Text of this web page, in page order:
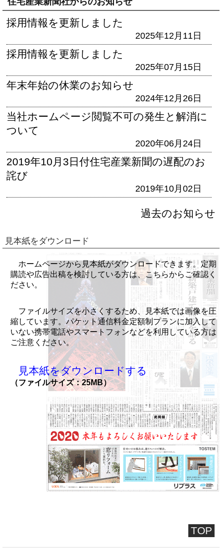
採用情報を更新しました
2025年12月11日
採用情報を更新しました
2025年07月15日
年末年始の休業のお知らせ
2024年12月26日
当社ホームページ閲覧不可の発生と解消に
ついて
2020年06月24日
2019年10月3日付住宅産業新聞の遅配のお
詫び
2019年10月02日
過去のお知らせ
見本紙をダウンロード
ホームページから見本紙がダウンロードできます。定期
購読や広告出稿を検討している方は、こちらからご確認く
ださい。
ファイルサイズを小さくするため、見本紙では画像を圧
縮しています。パケット通信料金定額制プランに加入して
いない携帯電話やスマートフォンなどを利用している方は
ご注意ください。
見本紙をダウンロードする
（ファイルサイズ：25MB）
TOP